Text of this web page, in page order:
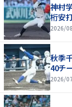
神村
桁安
2026/
秋季
40チ
2026/